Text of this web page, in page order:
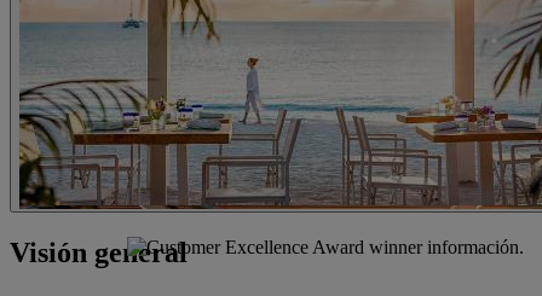
Visión general